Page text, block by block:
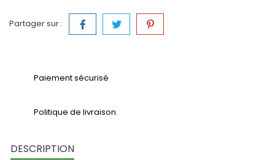
Partager sur :
Paiement sécurisé
Politique de livraison.
DESCRIPTION